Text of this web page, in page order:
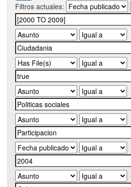
Filtros actuales: